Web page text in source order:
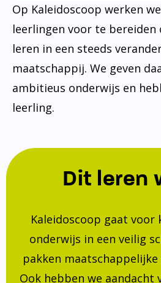
Op Kaleidoscoop werken
leerlingen voor te bereiden
leren in een steeds
maatschappij. We geven
ambitieus onderwijs en
leerling.
Dit leren
Kaleidoscoop gaat
onderwijs in een veilig
pakken
Ook hebben we aandacht